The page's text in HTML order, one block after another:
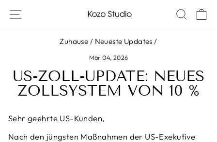
Inhalt
SITE-NAVIGATION
Zuhause / Neueste Updates /
Mär 04, 2026
US-ZOLL-UPDATE: NEUES
ZOLLSYSTEM VON 10 %
Sehr geehrte US-Kunden,
Nach den jüngsten Maßnahmen der US-Exekutive